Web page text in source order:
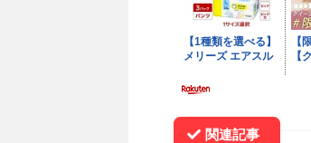
関連記事